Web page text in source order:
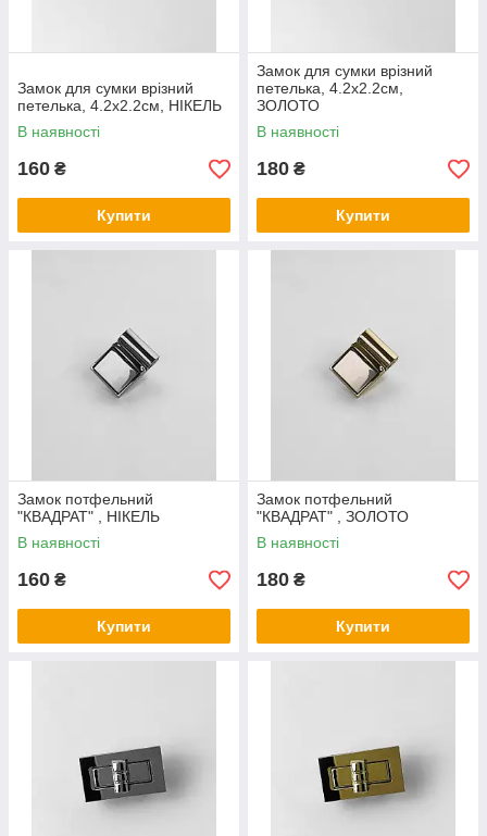
Замок для сумки врізний
петелька, 4.2х2.2см, НІКЕЛЬ
В наявності
160 ₴
Купити
Замок для сумки врізний
петелька, 4.2х2.2см,
ЗОЛОТО
В наявності
180 ₴
Купити
Замок потфельний
"КВАДРАТ" , НІКЕЛЬ
В наявності
160 ₴
Купити
Замок потфельний
"КВАДРАТ" , ЗОЛОТО
В наявності
180 ₴
Купити